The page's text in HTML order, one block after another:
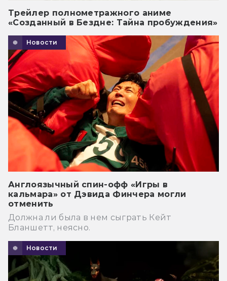
Трейлер полнометражного аниме
«Созданный в Бездне: Тайна пробуждения»
Новости
Англоязычный спин-офф «Игры в
кальмара» от Дэвида Финчера могли
отменить
Должна ли была в нем сыграть Кейт
Бланшетт, неясно.
Новости